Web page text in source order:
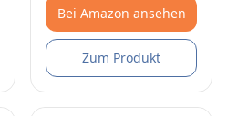
Bei Amazon ansehen
Zum Produkt